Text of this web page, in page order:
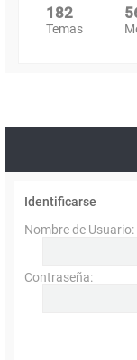
182
Temas
Identificarse
Nombre de Usuario:
Contraseña: